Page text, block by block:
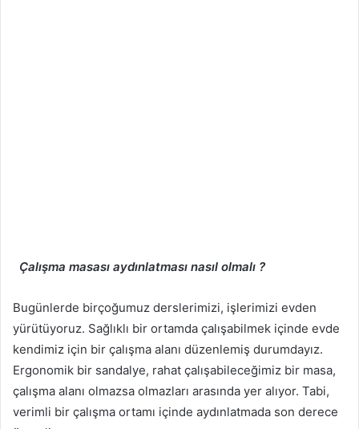
Çalışma masası aydınlatması nasıl olmalı ?
Bugünlerde birçoğumuz derslerimizi, işlerimizi evden
yürütüyoruz. Sağlıklı bir ortamda çalışabilmek içinde evde
kendimiz için bir çalışma alanı düzenlemiş durumdayız.
Ergonomik bir sandalye, rahat çalışabileceğimiz bir masa,
çalışma alanı olmazsa olmazları arasında yer alıyor. Tabi,
verimli bir çalışma ortamı içinde aydınlatmada son derece